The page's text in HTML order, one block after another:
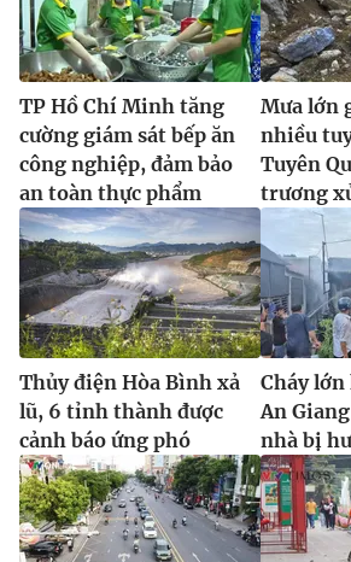
Ðiện thoại Thời báo VTV:024.66 897 897
Email:toasoan@vtv.vn
Liên hệ quảng cáo:024-7300.7108
® Cấm sao chép dưới mọi hình thức nếu
thuận bằng văn bản. Ghi rõ nguồn VTV.vn
thông tin từ website này.
TP Hồ Chí Minh tăng
cường giám sát bếp ăn
công nghiệp, đảm bảo
an toàn thực phẩm
Mưa lớn
nhiều
Tuyên
trương
Thủy điện Hòa Bình xả
lũ, 6 tỉnh thành được
cảnh báo ứng phó
Cháy lớn
An
nhà bị